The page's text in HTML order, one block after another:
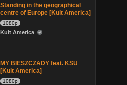
Standing in the geographical
centre of Europe [Kult America]
1080p
Kult America
MY BIESZCZADY feat. KSU
[Kult America]
1080p